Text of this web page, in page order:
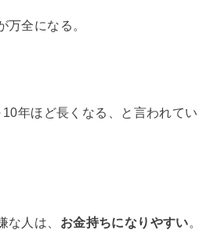
万全になる。
年ほど長くなる、と言われてい
な人は、 お金持ちになりやすい